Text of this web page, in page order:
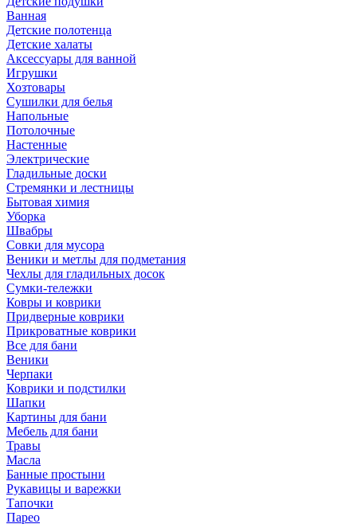
Ванная
Детские полотенца
Детские халаты
Аксессуары для ванной
Игрушки
Хозтовары
Сушилки для белья
Напольные
Потолочные
Настенные
Электрические
Гладильные доски
Стремянки и лестницы
Бытовая химия
Уборка
Швабры
Совки для мусора
Веники и метлы для подметания
Чехлы для гладильных досок
Сумки-тележки
Ковры и коврики
Придверные коврики
Прикроватные коврики
Все для бани
Веники
Черпаки
Коврики и подстилки
Шапки
Картины для бани
Мебель для бани
Травы
Масла
Банные простыни
Рукавицы и варежки
Тапочки
Парео